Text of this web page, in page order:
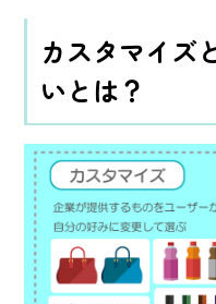
カスタマイズ
いとは？